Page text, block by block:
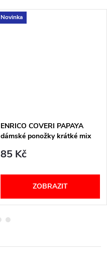
Novinka
ENRICO COVERI PAPAYA
dámské ponožky krátké mix
85 Kč
ZOBRAZIT